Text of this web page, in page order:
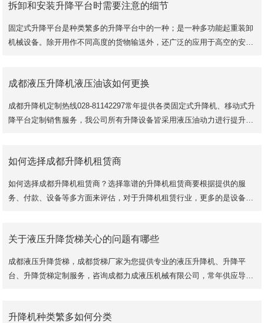
拆卸和安装升降平台时需要注意的细节
固定式升降平台是种类繁多的升降平台中的一种；是一种多功能起重装卸
机械设备。除开用作不同高度的货物输送外，还广泛的应用于高空的安
成都液压升降机液压油该如何更换
成都升降机定制热线028-81142297常年提供各类固定式升降机、移动式升
降平台定制销售服务，我公司所有升降设备皆采用液压油动力进行提升，
如何选择成都升降机租赁商
如何选择成都升降机租赁商？选择靠谱的升降机租赁商要根据提供的服
务、付款、设备等多方面来评估，对于升降机租赁行业，更多的是设备的
关于液压升降货梯关心的问题有哪些
成都液压升降货梯，成都货梯厂家为您提供专业的液压升降机、升降平
台、升降货梯定制服务，咨询成都力成液压机械有限公司，常年供应导轨
升降机种类繁多如何分类